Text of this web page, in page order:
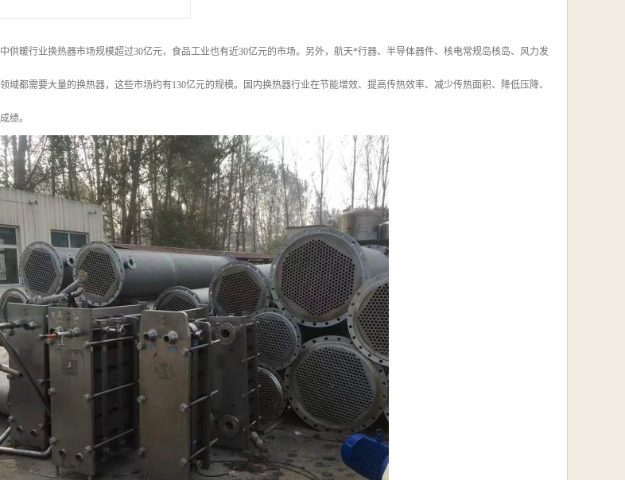
供暖行业换热器市场规模超过30亿元，食品工业也有近30亿元的市场。另外，航天*行器、半导体器件、核电常规岛核岛、风力发
域都需要大量的换热器，这些市场约有130亿元的规模。国内换热器行业在节能增效、提高传热效率、减少传热面积、降低压降、
绩。